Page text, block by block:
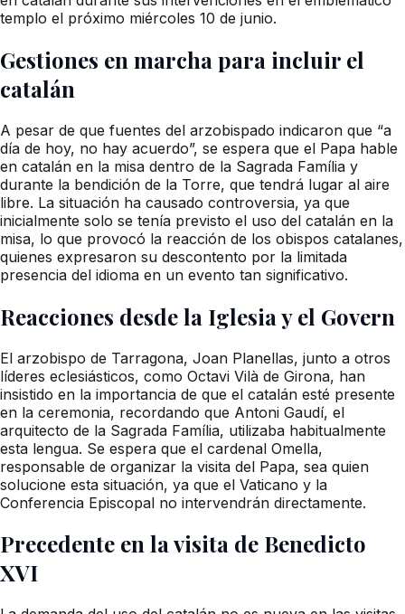
templo el próximo miércoles 10 de junio.
Gestiones en marcha para incluir el
catalán
A pesar de que fuentes del arzobispado indicaron que “a
día de hoy, no hay acuerdo”, se espera que el Papa hable
en catalán en la misa dentro de la Sagrada Família y
durante la bendición de la Torre, que tendrá lugar al aire
libre. La situación ha causado controversia, ya que
inicialmente solo se tenía previsto el uso del catalán en la
misa, lo que provocó la reacción de los obispos catalanes,
quienes expresaron su descontento por la limitada
presencia del idioma en un evento tan significativo.
Reacciones desde la Iglesia y el Govern
El arzobispo de Tarragona, Joan Planellas, junto a otros
líderes eclesiásticos, como Octavi Vilà de Girona, han
insistido en la importancia de que el catalán esté presente
en la ceremonia, recordando que Antoni Gaudí, el
arquitecto de la Sagrada Família, utilizaba habitualmente
esta lengua. Se espera que el cardenal Omella,
responsable de organizar la visita del Papa, sea quien
solucione esta situación, ya que el Vaticano y la
Conferencia Episcopal no intervendrán directamente.
Precedente en la visita de Benedicto
XVI